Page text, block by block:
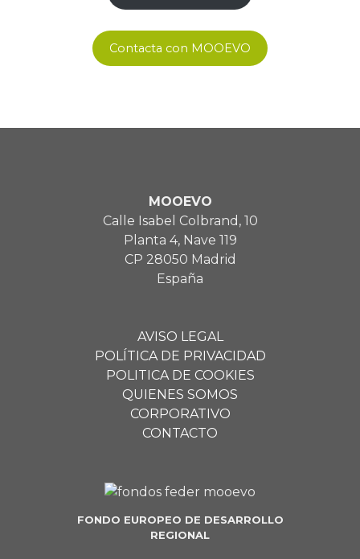
Contacta con MOOEVO
MOOEVO
Calle Isabel Colbrand, 10
Planta 4, Nave 119
CP 28050 Madrid
España
AVISO LEGAL
POLÍTICA DE PRIVACIDAD
POLITICA DE COOKIES
QUIENES SOMOS
CORPORATIVO
CONTACTO
FONDO EUROPEO DE DESARROLLO
REGIONAL